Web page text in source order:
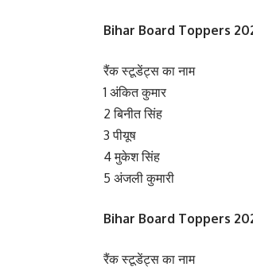
Bihar Board Toppers
रैंक स्टूडेंट्स का नाम
1 अंकित कुमार
2 बिनीत सिंह
3 पीयूष
4 मुकेश सिंह
5 अंजली कुमारी
Bihar Board Toppers
रैंक स्टूडेंट्स का नाम